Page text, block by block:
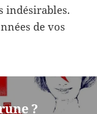
indésirables.
de vos
?